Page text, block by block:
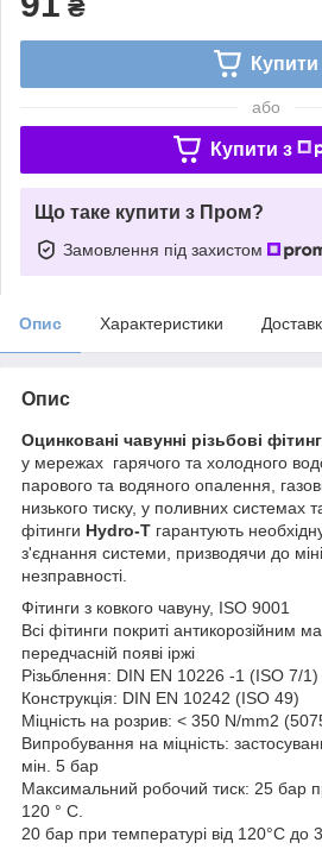
₴
Купити
або
Купити з
Що таке купити з Пром?
Замовлення під захистом
Опис Характеристики
Опис
Оцинковані чавунні різьбові
у мережах гарячого та холодного
парового та водяного опалення,
низького тиску, у поливних системах
фітинги Hydro-T гарантують
з'єднання системи, призводячи до
незправності.
Фітинги з ковкого чавуну, ISO 9001
Всі фітинги покриті антикорозійним
передчасній появі іржі
Різьблення: DIN EN 10226 -1 (ISO 7/1)
Конструкція: DIN EN 10242 (ISO 49)
Міцність на розрив: < 350 N/mm2
Випробування на міцність:
мін. 5 бар
Максимальний робочий тиск: 25 бар
120 ° С.
20 бар при температурі від 120°C до